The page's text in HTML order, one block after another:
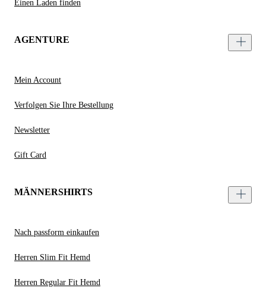
Einen Laden finden
AGENTURE
Mein Account
Verfolgen Sie Ihre Bestellung
Newsletter
Gift Card
MÄNNERSHIRTS
Nach passform einkaufen
Herren Slim Fit Hemd
Herren Regular Fit Hemd